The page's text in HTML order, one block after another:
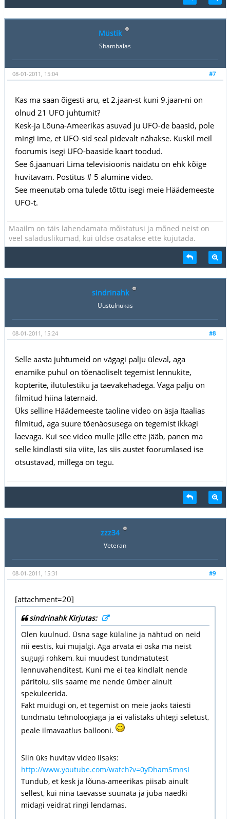
Müstik
Shambalas
#7
08-01-2011, 15:04
Kas ma saan õigesti aru, et 2.jaan-st kuni 9.jaan-ni on
olnud 21 UFO juhtumit?
Kesk-ja Lõuna-Ameerikas asuvad ju UFO-de baasid, pole
mingi ime, et UFO-sid seal pidevalt nähakse. Kuskil meil
foorumis isegi UFO-baaside kaart toodud.
See 6.jaanuari Lima televisioonis näidatu on ehk kõige
huvitavam. Postitus # 5 alumine video.
See meenutab oma tulede tõttu isegi meie Häädemeeste
UFO-t.
Maailm on täis lahendamata mõistatusi ja mõned neist on
veel saladuslikumad, kui üldse osatakse ette kujutada.
sindrinahk
Uustulnukas
#8
08-01-2011, 15:24
Selle aasta juhtumeid on vägagi palju üleval, aga
enamike puhul on tõenäoliselt tegemist lennukite,
kopterite, ilutulestiku ja taevakehadega. Väga palju on
filmitud hiina laternaid.
Üks selline Häädemeeste taoline video on äsja Itaalias
filmitud, aga suure tõenäosusega on tegemist ikkagi
laevaga. Kui see video mulle jälle ette jääb, panen ma
selle kindlasti siia viite, las siis austet foorumlased ise
otsustavad, millega on tegu.
zzz34
Veteran
#9
08-01-2011, 15:31
[attachment=20]
sindrinahk Kirjutas:
Olen kuulnud. Üsna sage külaline ja nähtud on neid
nii eestis, kui mujalgi. Aga arvata ei oska ma neist
sugugi rohkem, kui muudest tundmatutest
lennuvahenditest. Kuni me ei tea kindlalt nende
päritolu, siis saame me nende ümber ainult
spekuleerida.
Fakt muidugi on, et tegemist on meie jaoks täiesti
tundmatu tehnoloogiaga ja ei välistaks ühtegi seletust,
peale ilmavaatlus ballooni.
Siin üks huvitav video lisaks:
http://www.youtube.com/watch?v=0yDhamSmnsI
Tundub, et kesk ja lõuna-ameerikas piisab ainult
sellest, kui nina taevasse suunata ja juba näedki
midagi veidrat ringi lendamas.